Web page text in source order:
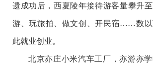
遗成功后，西夏陵年接待游客量攀升
游、玩旅拍、做文创、开民宿……数以
此就业创业。
北京亦庄小米汽车工厂，亦游亦